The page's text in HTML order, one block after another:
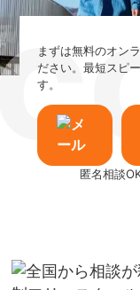
まずは無料のオン
ださい。最短スピ
す。
匿名相談